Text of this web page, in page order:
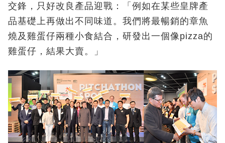
交鋒，只好改良產品迎戰：「例如在某些皇牌產
品基礎上再做出不同味道。我們將最暢銷的章魚
燒及雞蛋仔兩種小食結合，研發出一個像pizza的
雞蛋仔，結果大賣。」